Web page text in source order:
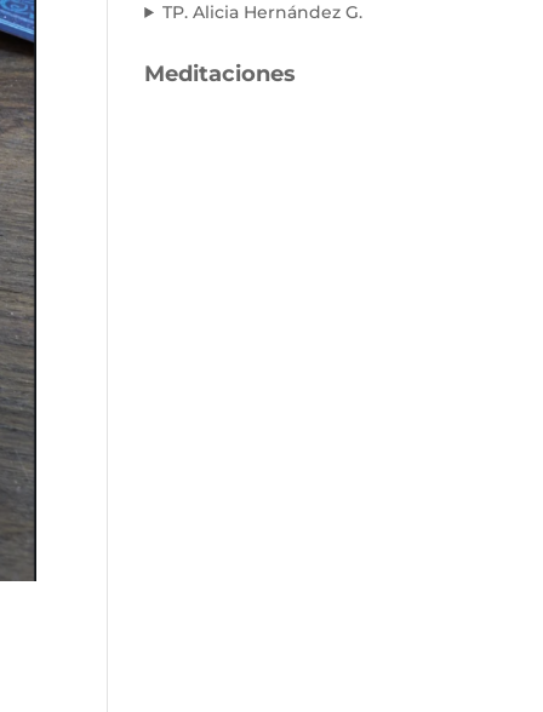
TP. Alicia Hernández G.
Meditaciones